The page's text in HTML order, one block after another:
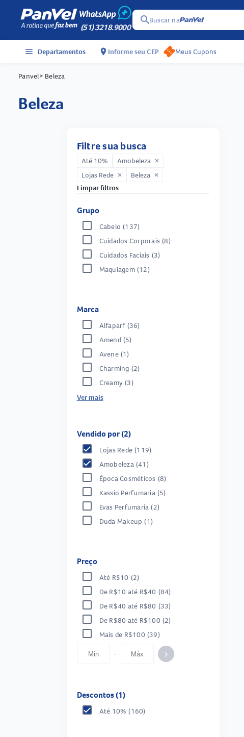
(51) 3218.9000
searchBuscar na
menu Departamentos location_on Informe seu CEP Meus Cupons
Panvel> Beleza
beleza
Filtre sua busca
Até 10% Amobeleza close
Lojas Rede close Beleza close
Limpar filtros
Grupo
Cabelo (137)
Cuidados Corporais (8)
Cuidados Faciais (3)
Maquiagem (12)
Marca
Alfaparf (36)
Amend (5)
Avene (1)
Charming (2)
Creamy (3)
Ver mais
Vendido por (2)
Lojas Rede (119)
Amobeleza (41)
Época Cosméticos (8)
Kassio Perfumaria (5)
Evas Perfumaria (2)
Duda Makeup (1)
Preço
Até R$10 (2)
De R$10 até R$40 (84)
De R$40 até R$80 (33)
De R$80 até R$100 (2)
Mais de R$100 (39)
- keyboard_arrow_right
Descontos (1)
Até 10% (160)